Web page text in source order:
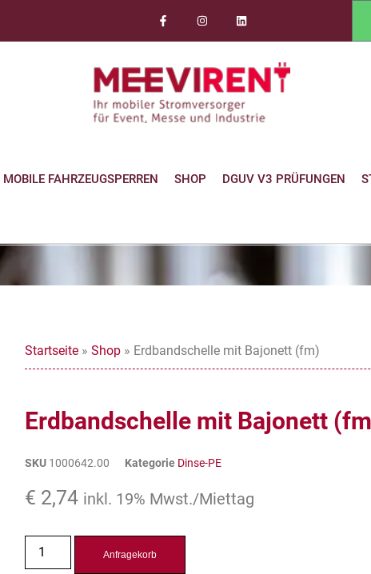
MOBILE FAHRZEUGSPERREN SHOP DGUV V3 PRÜFUNGEN
Startseite » Shop » Erdbandschelle mit Bajonett (fm)
Erdbandschelle mit Bajonett
SKU 1000642.00 Kategorie Dinse-PE
€ 2,74 inkl. 19% Mwst./Miettag
Anfragekorb